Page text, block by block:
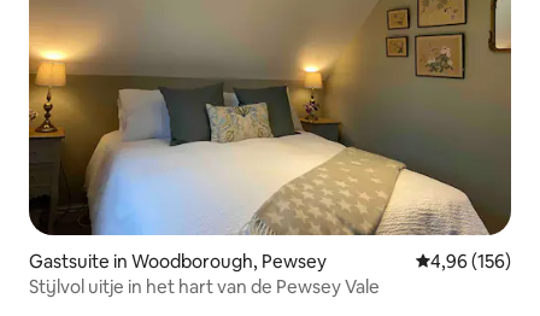
Gastsuite in Woodborough, Pewsey Gemiddelde
4,96 (156)
Stijlvol uitje in het hart van de Pewsey Vale